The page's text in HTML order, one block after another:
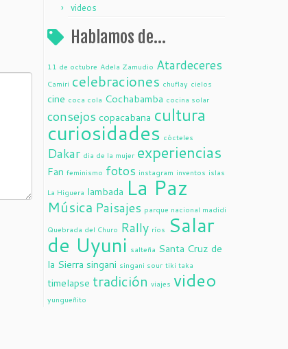
videos
Hablamos de…
11 de octubre Adela Zamudio Atardeceres
Camiri celebraciones chuflay cielos
cine coca cola Cochabamba cocina solar
consejos copacabana cultura
curiosidades cócteles
Dakar dia de la mujer experiencias
Fan feminismo fotos instagram inventos islas
La Higuera lambada La Paz
Música Paisajes parque nacional madidi
Quebrada del Churo Rally ríos Salar
de Uyuni salteña Santa Cruz de
la Sierra singani singani sour tiki taka
timelapse tradición viajes video
yungueñito